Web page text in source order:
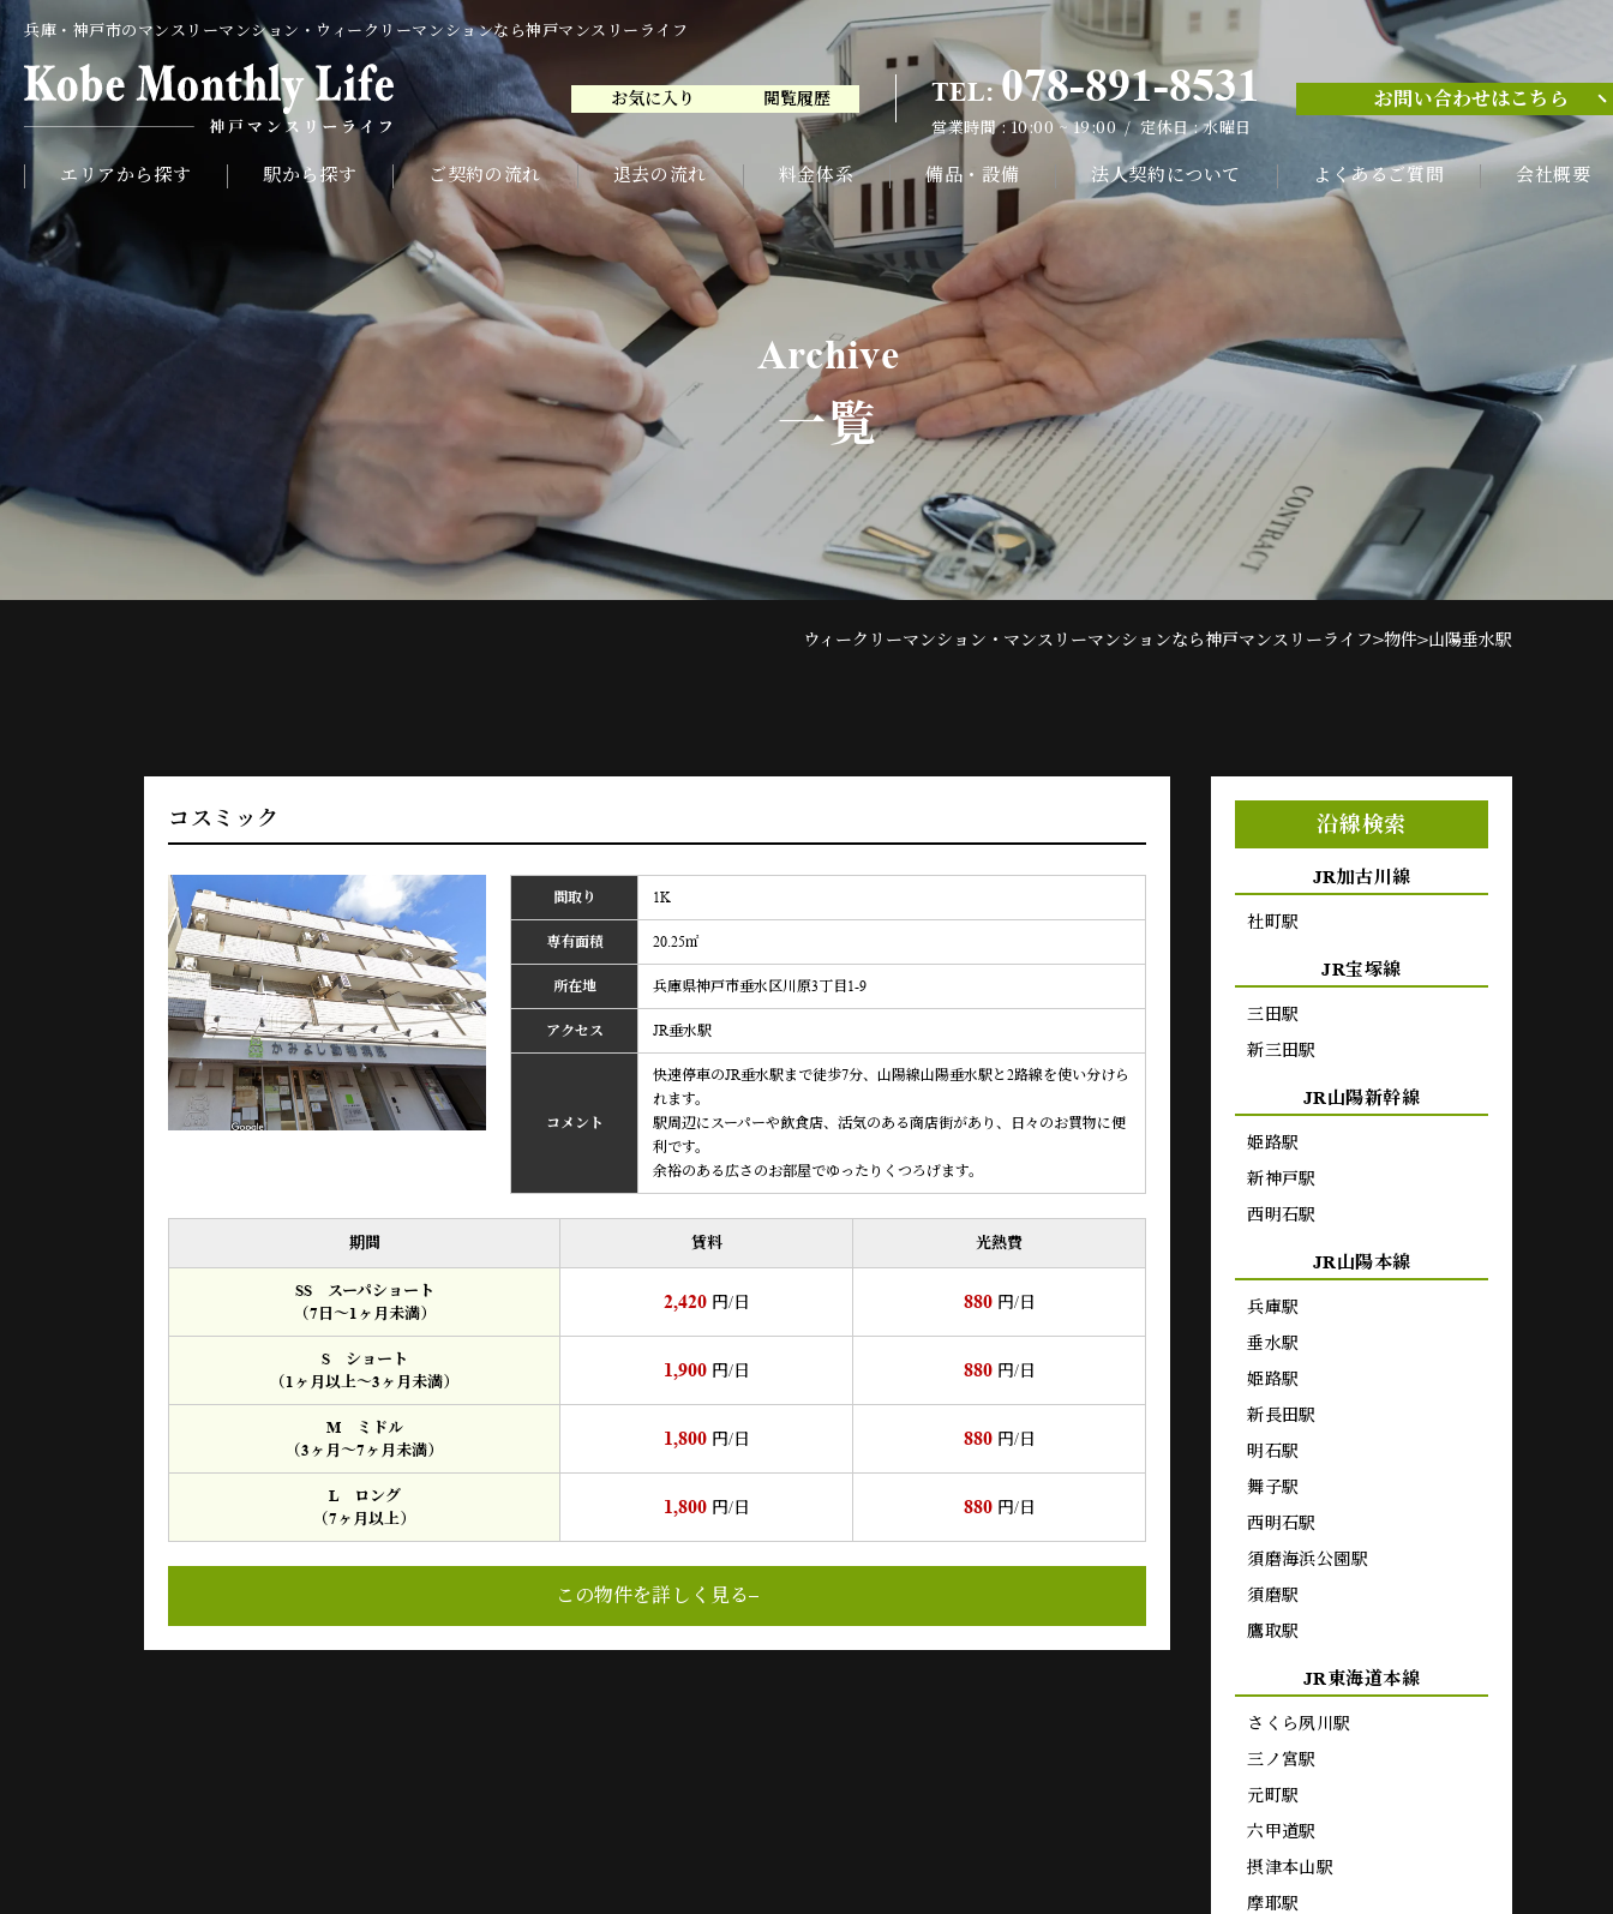
兵庫・神戸市のマンスリーマンション・ウィークリーマンションなら神戸マンスリーライフ
お気に入り 閲覧履歴 TEL:078-891-8531
営業時間 : 10:00 ~ 19:00 / 定休日 : 水曜日
お問い合わせはこちら
エリアから探す 駅から探す ご契約の流れ 退去の流れ 料金体系 備品・設備 法人契約について よくあるご質問 会社概要
お気に入り TEL:078-891-8531
営業時間 : 10:00 ~ 19:00 / 定休日 : 水曜日
お問い合わせはこちら
Archive
一覧
ウィークリーマンション・マンスリーマンションなら神戸マンスリーライフ>物件>山陽垂水駅
コスミック
間取り 1K
専有面積 20.25㎡
所在地 兵庫県神戸市垂水区川原3丁目1-9
アクセス JR垂水駅
コメント
快速停車のJR垂水駅まで徒歩7分、山陽線山陽垂水駅と2路線を使い分けら
れます。
駅周辺にスーパーや飲食店、活気のある商店街があり、日々のお買物に便
利です。
余裕のある広さのお部屋でゆったりくつろげます。
期間 賃料 光熱費
SS スーパショート
（7日～1ヶ月未満）
2,420 円/日 880 円/日
S ショート
（1ヶ月以上～3ヶ月未満）
1,900 円/日 880 円/日
M ミドル
（3ヶ月～7ヶ月未満）
1,800 円/日 880 円/日
L ロング
（7ヶ月以上）
1,800 円/日 880 円/日
この物件を詳しく見る
沿線検索
JR加古川線
社町駅
JR宝塚線
三田駅
新三田駅
JR山陽新幹線
姫路駅
新神戸駅
西明石駅
JR山陽本線
兵庫駅
垂水駅
姫路駅
新長田駅
明石駅
舞子駅
西明石駅
須磨海浜公園駅
須磨駅
鷹取駅
JR東海道本線
さくら夙川駅
三ノ宮駅
元町駅
六甲道駅
摂津本山駅
摩耶駅